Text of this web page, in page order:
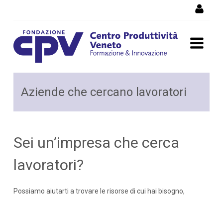
Aziende che cercano
lavoratori
Aziende che cercano lavoratori
Sei un’impresa che cerca
lavoratori?
Possiamo aiutarti a trovare le risorse di cui hai bisogno,